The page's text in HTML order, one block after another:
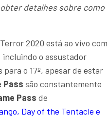
detalhes sobre como
2020 está ao vivo com
incluindo o assustador
o 17º, apesar de estar
Pass são constantemente
Pass de
Day of the Tentacle e